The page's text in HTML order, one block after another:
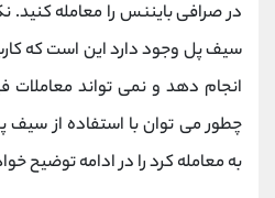
در صرافی بایننس را معامله کنید.
انجام دهد و نمی تواند معاملات
چطور می توان با استفاده از سیف
به معامله کرد را در ادامه توضیح